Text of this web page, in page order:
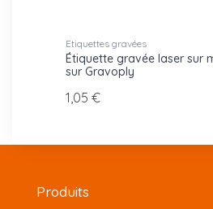
Etiquettes gravées
Étiquette gravée laser sur
sur Gravoply
1,05 €
Produits